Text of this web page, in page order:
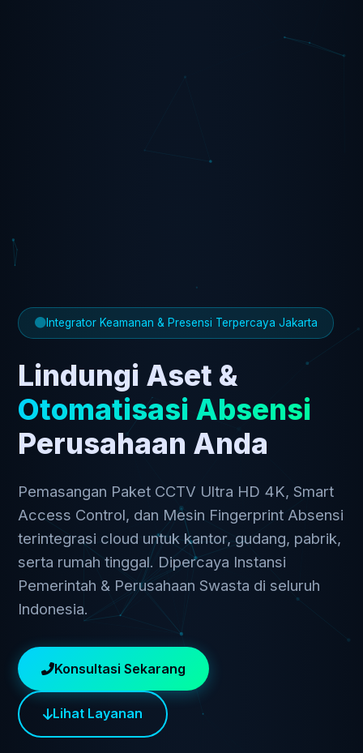
Integrator Keamanan & Presensi Terpercaya Jakarta
Lindungi Aset &
Otomatisasi Absensi
Perusahaan Anda
Pemasangan Paket CCTV Ultra HD 4K, Smart
Access Control, dan Mesin Fingerprint Absensi
terintegrasi cloud untuk kantor, gudang, pabrik,
serta rumah tinggal. Dipercaya Instansi
Pemerintah & Perusahaan Swasta di seluruh
Indonesia.
Konsultasi Sekarang
Lihat Layanan